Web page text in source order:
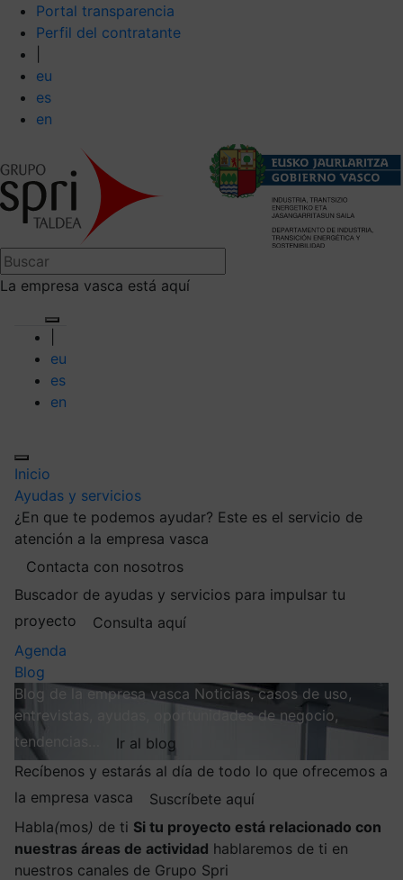
Portal transparencia
Perfil del contratante
eu
es
en
La empresa vasca está aquí
eu
es
en
Inicio
Ayudas y servicios
¿En que te podemos ayudar? Este es el servicio de
atención a la empresa vasca
Contacta con nosotros
Buscador de ayudas y servicios para impulsar tu
proyecto
Consulta aquí
Agenda
Blog
Blog de la empresa vasca Noticias, casos de uso,
entrevistas, ayudas, oportunidades de negocio,
tendencias…
Ir al blog
Recíbenos y estarás al día de todo lo que ofrecemos a
la empresa vasca
Suscríbete aquí
Habla(mos) de ti Si tu proyecto está relacionado con
nuestras áreas de actividad hablaremos de ti en
nuestros canales de Grupo Spri